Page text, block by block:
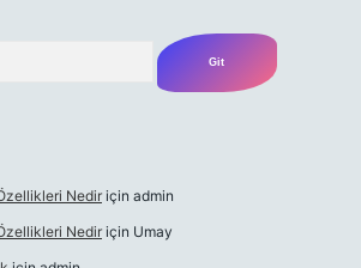
Nedir için admin
Nedir için Umay